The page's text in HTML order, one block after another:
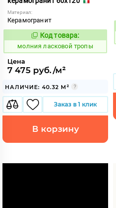
Материал:
Керамогранит
1005358
Код товара:
молния ласковой тропы
Цена
7 475 руб./м²
НАЛИЧИЕ: 40.32 М²
Заказ в 1 клик
В корзину